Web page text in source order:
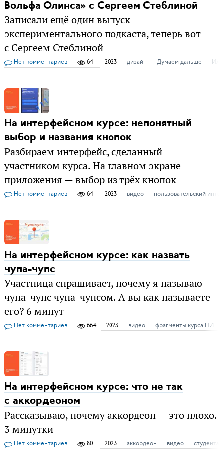
Вольфа Олинса» с Сергеем Стеблиной
Записали ещё один выпуск
экспериментального подкаста, теперь вот
с Сергеем Стеблиной
Нет комментариев 641 2023 дизайн Думаем дальше
На интерфейсном курсе: непонятный
выбор и названия кнопок
Разбираем интерфейс, сделанный
участником курса. На главном экране
приложения — выбор из трёх кнопок
Нет комментариев 641 2023 видео пользовательский
На интерфейсном курсе: как назвать
чупа-чупс
Участница спрашивает, почему я называю
чупа-чупс чупа-чупсом. А вы как называете
его? 6 минут
Нет комментариев 664 2023 видео фрагменты курса ПИ
На интерфейсном курсе: что не так
с аккордеоном
Рассказываю, почему аккордеон — это плохо.
3 минутки
Нет комментариев 801 2023 аккордеон видео студентам